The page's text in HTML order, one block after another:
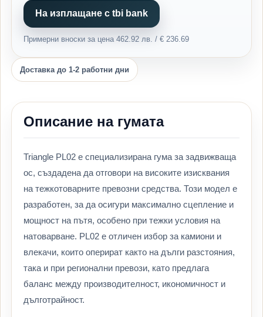
На изплащане с tbi bank
Примерни вноски за цена 462.92 лв. / € 236.69
Доставка до 1-2 работни дни
Описание на гумата
Triangle PL02 е специализирана гума за задвижваща
ос, създадена да отговори на високите изисквания
на тежкотоварните превозни средства. Този модел е
разработен, за да осигури максимално сцепление и
мощност на пътя, особено при тежки условия на
натоварване. PL02 е отличен избор за камиони и
влекачи, които оперират както на дълги разстояния,
така и при регионални превози, като предлага
баланс между производителност, икономичност и
дълготрайност.